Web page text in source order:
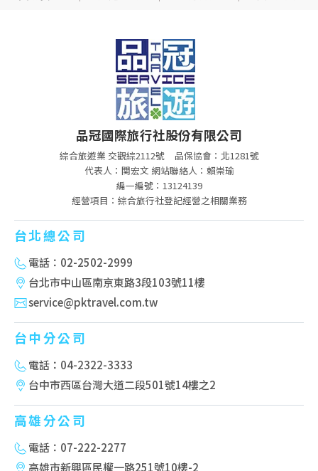
品冠國際旅行社股份有限公司
綜合旅遊業 交觀綜2112號
品保協會：北1281號
代表人：関宏文 網站聯絡人：賴崇瑜
編一編號：13124139
經營項目：綜合旅行社登記經營之相關業務
台北總公司
電話：02-2502-2999
台北市中山區南京東路3段103號11樓
service@pktravel.com.tw
台中分公司
電話：04-2322-3333
台中市西區台灣大道二段501號14樓之2
高雄分公司
電話：07-222-2277
高雄市新興區民權一路251號10樓-2